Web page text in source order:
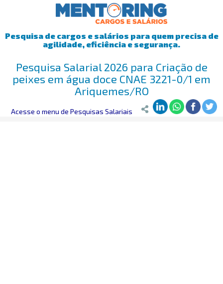
Pesquisa de cargos e salários para quem precisa de
agilidade, eficiência e segurança.
Pesquisa Salarial 2026 para Criação de
peixes em água doce CNAE 3221-0/1 em
Ariquemes/RO
Mentoring>Pesquisa Salarial>Ariquemes/RO>Criação de peixes
Acesse o menu de Pesquisas Salariais